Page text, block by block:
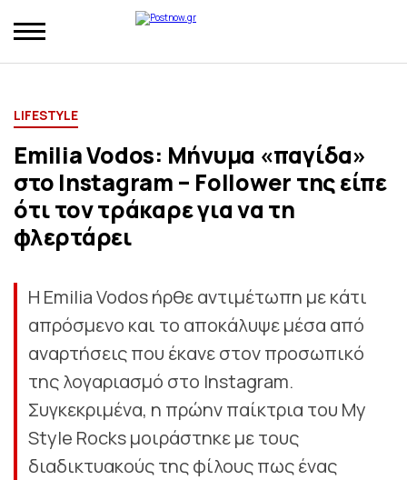
LIFESTYLE
Emilia Vodos: Μήνυμα «παγίδα»
στο Instagram – Follower της είπε
ότι τον τράκαρε για να τη
φλερτάρει
Η Emilia Vodos ήρθε αντιμέτωπη με κάτι
απρόσμενο και το αποκάλυψε μέσα από
αναρτήσεις που έκανε στον προσωπικό
της λογαριασμό στο Instagram.
Συγκεκριμένα, η πρώην παίκτρια του My
Style Rocks μοιράστηκε με τους
διαδικτυακούς της φίλους πως ένας